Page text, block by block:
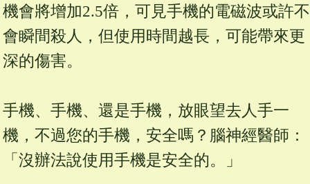
機會將增加2.5倍，可見手機的電磁波或許不
會瞬間殺人，但使用時間越長，可能帶來更
深的傷害。
手機、手機、還是手機，放眼望去人手一
機，不過您的手機，安全嗎？腦神經醫師：
「沒辦法說使用手機是安全的。」